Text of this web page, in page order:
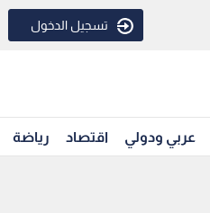
تسجيل الدخول
عربي ودولي اقتصاد رياضة